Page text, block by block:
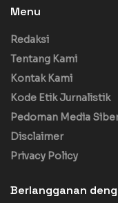
Menu
Redaksi
Tentang Kami
Kontak Kami
Kode Etik Jurnalistik
Pedoman Media
Disclaimer
Privacy Policy
Berlangganan